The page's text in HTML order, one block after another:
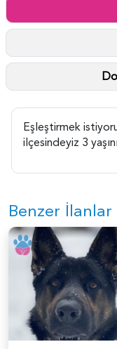
Eşleştirmek
ilçesindeyiz 3
Benzer İlanlar